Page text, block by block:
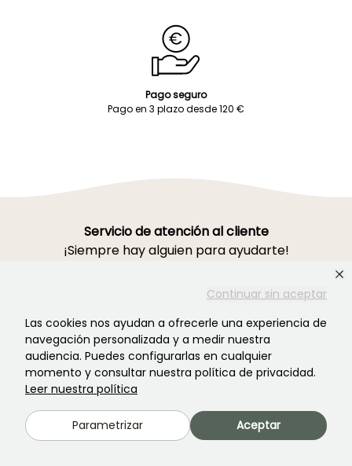
Continuar sin aceptar
Las cookies nos ayudan a ofrecerle una experiencia de
navegación personalizada y a medir nuestra
audiencia. Puedes configurarlas en cualquier
momento y consultar nuestra política de privacidad.
Leer nuestra política
Parametrizar Aceptar
Pago seguro
Pago en 3 plazo desde 120 €
Servicio de atención al cliente
¡Siempre hay alguien para ayudarte!
Pónte en contacto con nosotros Haz clic
aquí
Lunes-Viernes 8h30-19h00
Sábado 9h-16h
Ferme de la Cœuillerie
1012 rue Roger Lecerf